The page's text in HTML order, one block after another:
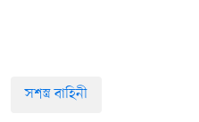
সশস্ত্র বাহিনী